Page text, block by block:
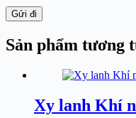
Gửi đi
Sản phẩm tương
Xy lanh Khí